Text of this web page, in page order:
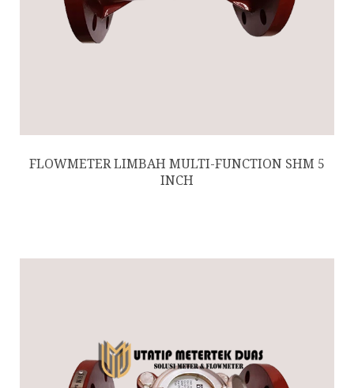
FLOWMETER LIMBAH MULTI-FUNCTION SHM 5
INCH